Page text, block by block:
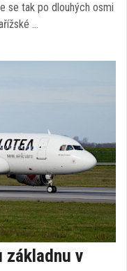
se tak po dlouhých osmi
…
v